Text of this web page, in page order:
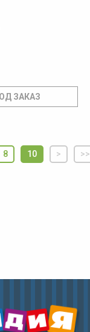
8 10 > >>